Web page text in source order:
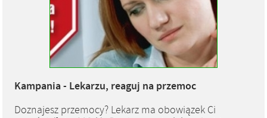
Kampania - Lekarzu, reaguj na przemoc
Doznajesz przemocy? Lekarz ma obowiązek Ci